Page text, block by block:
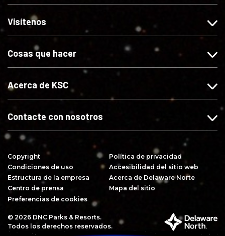
n
F
e
b
n
I
t
a
a
m
n
s
X
i
i
e
Y
b
e
Visítenos
Cosas que hacer
Acerca de KSC
Contacte con nosotros
Copyright
Política de privacidad
Condiciones de uso
Accesibilidad del sitio web
Estructura de la empresa
Acerca de Delaware Norte
Centro de prensa
Mapa del sitio
Preferencias de cookies
P
© 2026 DNC Parks & Resorts.
Todos los derechos reservados.